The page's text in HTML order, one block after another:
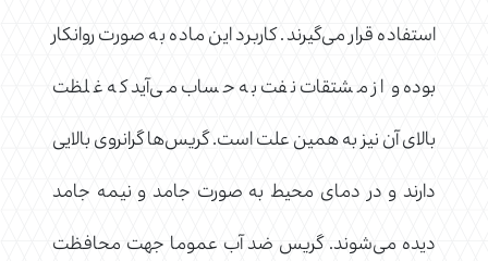
استفاده قرار می‌گیرند. کاربرد این ماده به صورت روانکار
بوده و از مشتقات نفت به حساب می‌آید که غلظت
بالای آن نیز به همین علت است. گریس‌ها گرانروی بالایی
دارند و در دمای محیط به صورت جامد و نیمه جامد
دیده می‌شوند. گریس ضد آب عموما جهت محافظت